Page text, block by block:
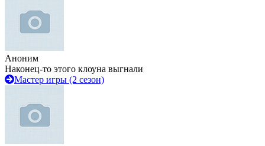
Аноним
Наконец-то этого клоуна выгнали
Мастер игры (2 сезон)